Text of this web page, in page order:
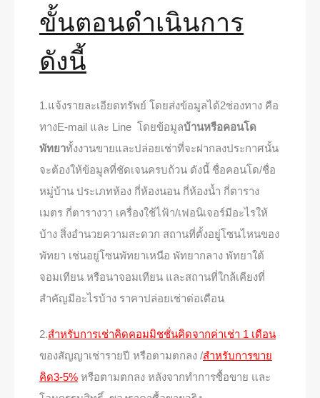
ขั้นตอนดำเนินการ
ดังนี้
1.แจ้งรายละเอียดทรัพย์ โดยส่งข้อมูลได้2ช่องทาง คือ
ทางE-mail และ Line โดยข้อมูลบ้านหรือคอนโด
พัทยาทั้งงานขายและปล่อยเช่าที่จะฝากลงประกาศนั้น
จะต้องให้ข้อมูลที่ชัดเจนครบถ้วน ดังนี้ ชื่อคอนโด/ชื่อ
หมู่บ้าน ประเภทห้อง กี่ห้องนอน กี่ห้องน้ำ กี่ตาราง
เมตร กี่ตารางวา เครื่องใช้ไฟ้า/เฟอนิเจอร์มีอะไรให้
บ้าง สิ่งอำนวยความสะดวก สถานที่ตั้งอยู่โซนไหนของ
พัทยา เช่นอยู่โซนพัทยาเหนือ พัทยากลาง พัทยาใต้
จอมเทียน หรือนาจอมเทียน และสถานที่ใกล้เคียงที่
สำคัญมีอะไรบ้าง ราคาปล่อยเช่าต่อเดือน
2.สำหรับการเช่าคิดคอมมิชชั่นคิดจากค่าเช่า 1 เดือน
ของสัญญาเช่ารายปี หรือตามตกลง /สำหรับการขาย
คิด3-5% หรือตามตกลง หลังจากทำการซื้อขาย และ